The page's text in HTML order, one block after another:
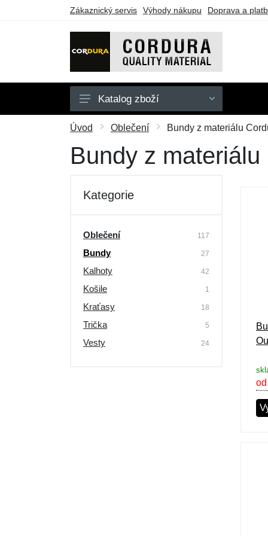
Zákaznický servis Výhody nákupu Doprava a
Oblečení
Doplňky
Obuv a ponožky
Pouzdra a tašky
Dárkové poukazy
Výprodej
Katalog zboží
Úvod Oblečení Bundy z materiálu
Bundy z materiálu
Kategorie
Oblečení 117
Bundy 27
Kalhoty 42
Košile 1
Kraťasy 18
Trička 5
Vesty 24